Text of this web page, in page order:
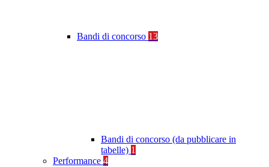
Bandi di concorso 13
Bandi di concorso (da pubblicare in
tabelle) 1
Performance 4